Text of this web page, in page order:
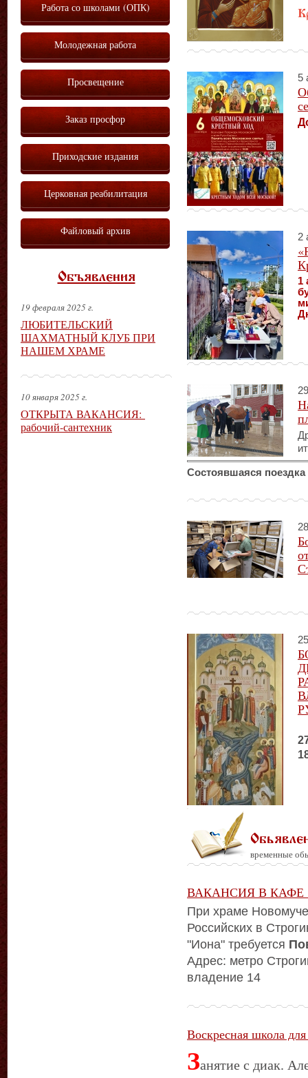
5
2
1
Состоявшаяся
временные
ВАКАНСИЯ В КАФЕ
При храме
Российских в
"Иона" требуется
Адрес: метро
владение 14
Воскресная школа
Занятие с диак.
Работа со школами (ОПК)
Молодежная работа
Просвещение
Заказ просфор
Приходские издания
Церковная реабилитация
Файловый архив
Объявления
19 февраля 2025 г.
ЛЮБИТЕЛЬСКИЙ
ШАХМАТНЫЙ КЛУБ ПРИ
НАШЕМ ХРАМЕ
10 января 2025 г.
ОТКРЫТА ВАКАНСИЯ:
рабочий-сантехник